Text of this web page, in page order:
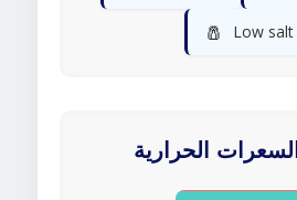
🧂 Low salt
الحرارية